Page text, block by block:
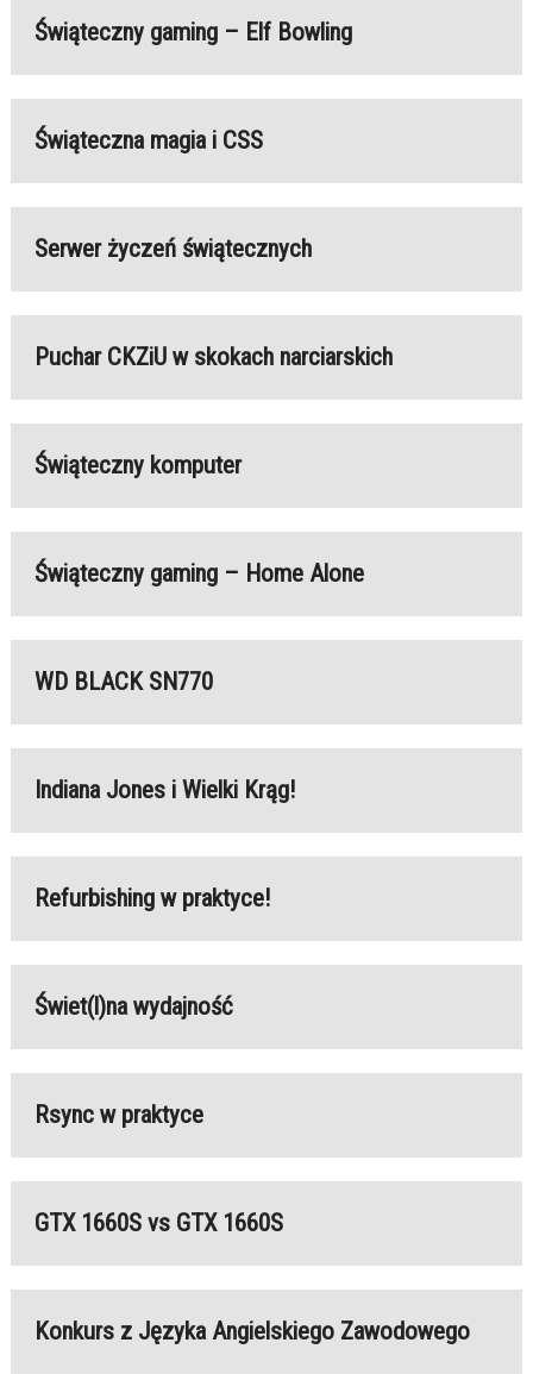
Świąteczny gaming – Elf Bowling
Świąteczna magia i CSS
Serwer życzeń świątecznych
Puchar CKZiU w skokach narciarskich
Świąteczny komputer
Świąteczny gaming – Home Alone
WD BLACK SN770
Indiana Jones i Wielki Krąg!
Refurbishing w praktyce!
Świet(l)na wydajność
Rsync w praktyce
GTX 1660S vs GTX 1660S
Konkurs z Języka Angielskiego Zawodowego